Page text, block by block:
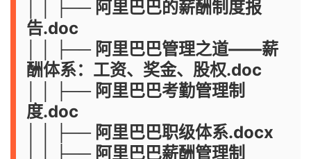
│ │ ├── 阿里巴巴的薪酬制度报
告.doc
│ │ ├── 阿里巴巴管理之道——薪
酬体系：工资、奖金、股权.doc
│ │ ├── 阿里巴巴考勤管理制
度.doc
│ │ ├── 阿里巴巴职级体系.docx
│ │ ├── 阿里巴巴薪酬管理制